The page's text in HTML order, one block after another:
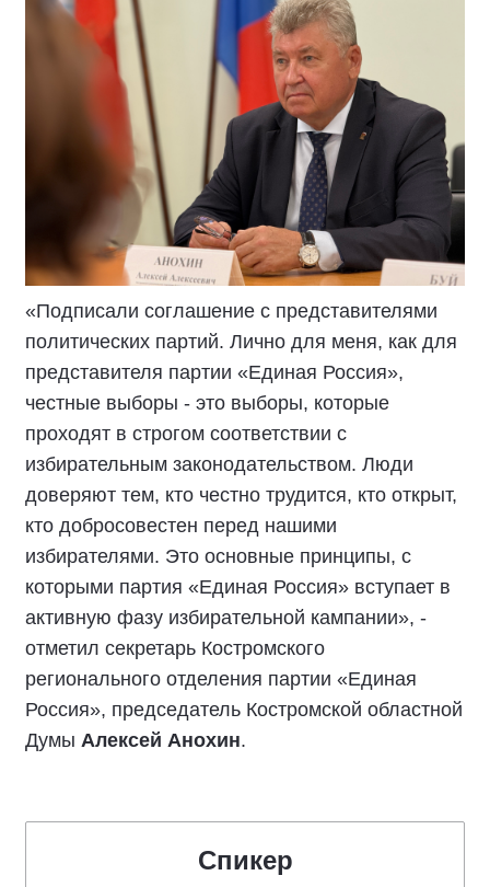
«Подписали соглашение с представителями
политических партий. Лично для меня, как для
представителя партии «Единая Россия»,
честные выборы - это выборы, которые
проходят в строгом соответствии с
избирательным законодательством. Люди
доверяют тем, кто честно трудится, кто открыт,
кто добросовестен перед нашими
избирателями. Это основные принципы, с
которыми партия «Единая Россия» вступает в
активную фазу избирательной кампании», -
отметил секретарь Костромского
регионального отделения партии «Единая
Россия», председатель Костромской областной
Думы Алексей Анохин.
Спикер